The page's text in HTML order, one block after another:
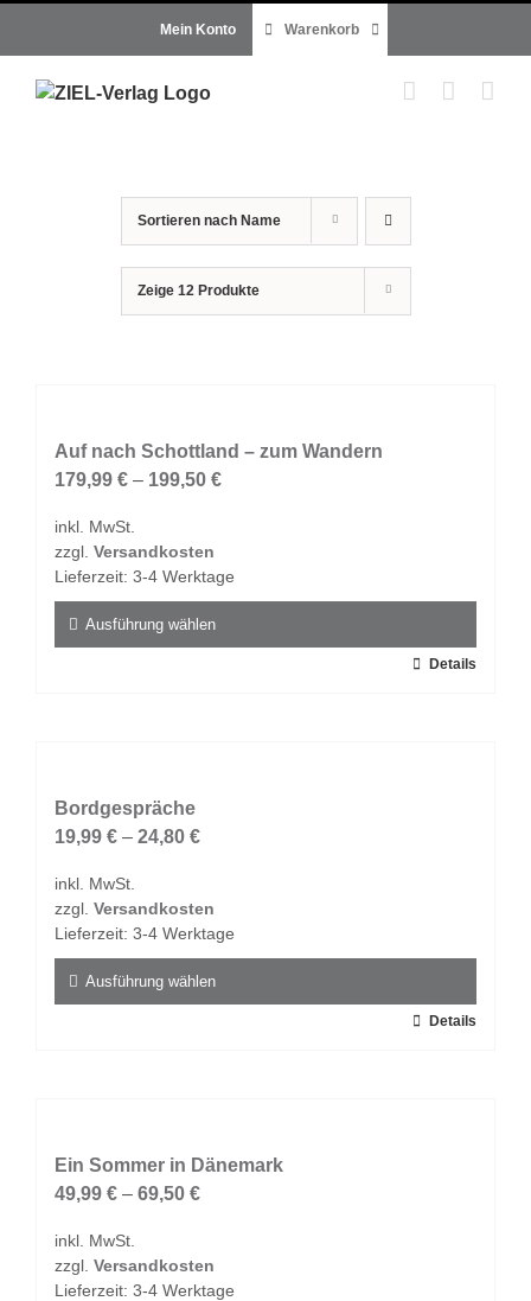
Mein Konto Warenkorb
Sortieren nach Name
Zeige 12 Produkte
Auf nach Schottland – zum Wandern
179,99 € – 199,50 €
inkl. MwSt.
zzgl. Versandkosten
Lieferzeit: 3-4 Werktage
Ausführung wählen
auf.
Die
können
auf
Produktseite
gewählt
Details
Bordgespräche
19,99 € – 24,80 €
inkl. MwSt.
zzgl. Versandkosten
Lieferzeit: 3-4 Werktage
Ausführung wählen
auf.
Die
können
auf
Details
Ein Sommer in Dänemark
49,99 € – 69,50 €
inkl. MwSt.
zzgl. Versandkosten
Lieferzeit: 3-4 Werktage